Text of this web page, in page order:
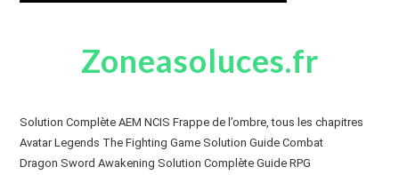
Zoneasoluces.fr
Solution Complète AEM NCIS Frappe de l’ombre, tous les chapitres
Avatar Legends The Fighting Game Solution Guide Combat
Dragon Sword Awakening Solution Complète Guide RPG